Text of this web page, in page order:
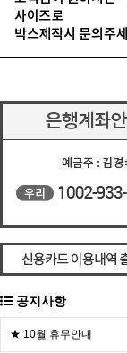
공지사항
★ 10월 휴무안내